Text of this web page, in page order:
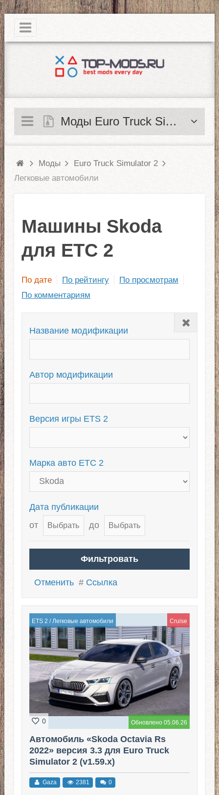
|
Моды Euro Truck Simulator 2
Моды
Euro Truck Simulator 2
Легковые автомобили
Машины Skoda
для ЕТС 2
По дате По рейтингу
По просмотрам
По комментариям
Закрыть
Название модификации
Автор модификации
Версия игры ETS 2
Марка авто ЕТС 2
Дата публикации
от
до
Отменить # Ссылка
ETS 2 / Легковые автомобили Cruise
Обновлено 05.06.26
0
Автомобиль «Skoda Octavia Rs
2022» версия 3.3 для Euro Truck
Simulator 2 (v1.59.x)
Gaza 2381 0